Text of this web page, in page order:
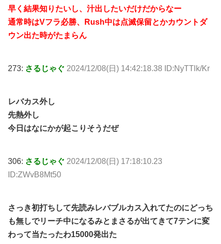
早く結果知りたいし、汁出したいだけだからなー
通常時はVフラ必勝、Rush中は点滅保留とかカウントダ
ウン出た時がたまらん
273: さるじゃぐ 2024/12/08(日) 14:42:18.38 ID:NyTTlk/Kr
レバカス外し
先熱外し
今日はなにかが起こりそうだぜ
306: さるじゃぐ 2024/12/08(日) 17:18:10.23
ID:ZWvB8Mt50
さっき初打ちして先読みレバブルカス入れてたのにどっち
も無しでリーチ中になるみとまさるが出てきて7テンに変
わって当たったわ15000発出た